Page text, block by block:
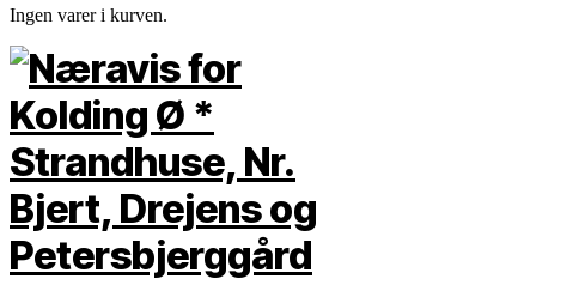
Ingen varer i kurven.